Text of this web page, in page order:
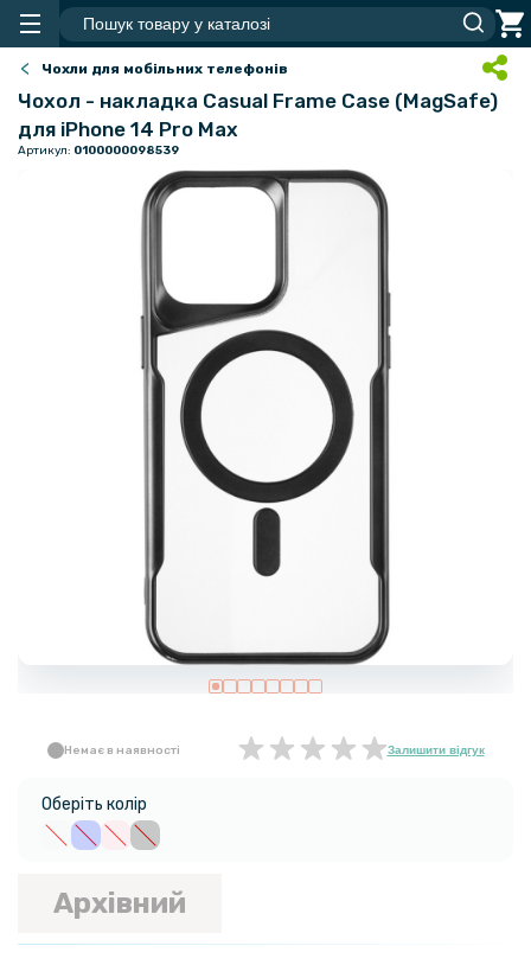
Чохли для мобільних телефонів
Чохол - накладка Casual Frame Case (MagSafe)
для iPhone 14 Pro Max
Артикул: 0100000098539
Немає в наявності Залишити відгук
Оберіть колір
Архівний